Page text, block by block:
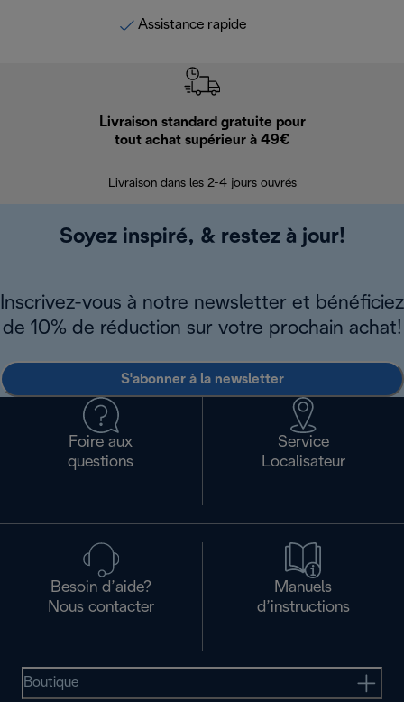
Assistance rapide
Livraison standard gratuite pour
tout achat supérieur à 49€
Livraison dans les 2-4 jours ouvrés
Soyez inspiré, & restez à jour!
Inscrivez-vous à notre newsletter et bénéficiez
de 10% de réduction sur votre prochain achat!
S'abonner à la newsletter
Foire aux
questions
Service
Localisateur
Besoin d’aide?
Nous contacter
Manuels
d’instructions
Boutique